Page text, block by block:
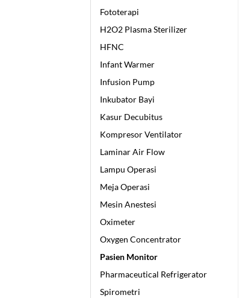
Fototerapi
H2O2 Plasma Sterilizer
HFNC
Infant Warmer
Infusion Pump
Inkubator Bayi
Kasur Decubitus
Kompresor Ventilator
Laminar Air Flow
Lampu Operasi
Meja Operasi
Mesin Anestesi
Oximeter
Oxygen Concentrator
Pasien Monitor
Pharmaceutical Refrigerator
Spirometri